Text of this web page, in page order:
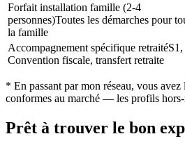
Forfait installation famille (2-4
personnes)Toutes les démarches pour
la famille
Accompagnement spécifique retraitéS1,
Convention fiscale, transfert retraite
* En passant par mon réseau, vous avez
conformes au marché — les profils
Prêt à trouver le bon